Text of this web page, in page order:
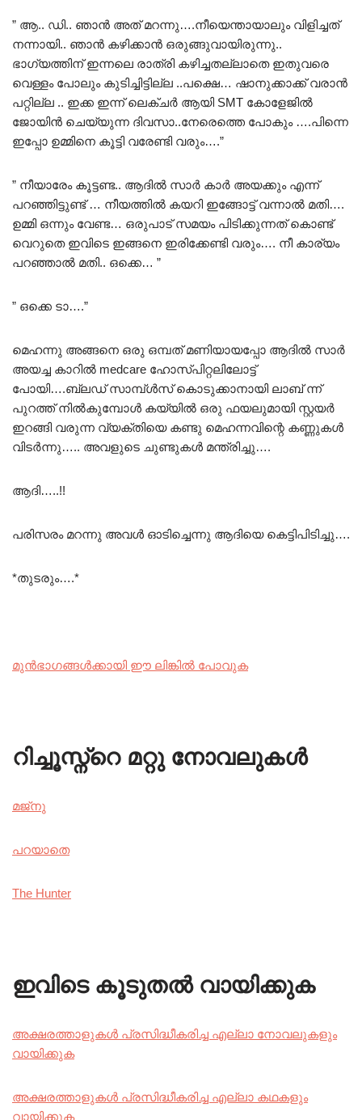
” ആ.. ഡി.. ഞാൻ അത്‌ മറന്നു….നീയെന്തായാലും വിളിച്ചത്
നന്നായി.. ഞാൻ കഴിക്കാൻ ഒരുങ്ങുവായിരുന്നു..
ഭാഗ്യത്തിന് ഇന്നലെ രാത്രി കഴിച്ചതല്ലാതെ ഇതുവരെ
വെള്ളം പോലും കുടിച്ചിട്ടില്ല ..പക്ഷെ… ഷാനുക്കാക്ക് വരാൻ
പറ്റില്ല .. ഇക്ക ഇന്ന് ലെക്ചർ ആയി SMT കോളേജിൽ
ജോയിൻ ചെയ്യുന്ന ദിവസാ..നേരെത്തെ പോകും ….പിന്നെ
ഇപ്പോ ഉമ്മിനെ കൂട്ടി വരേണ്ടി വരും….”
” നീയാരേം കൂട്ടണ്ട.. ആദിൽ സാർ കാർ അയക്കും എന്ന്
പറഞ്ഞിട്ടുണ്ട് … നീയത്തിൽ കയറി ഇങ്ങോട്ട് വന്നാൽ മതി….
ഉമ്മി ഒന്നും വേണ്ട… ഒരുപാട് സമയം പിടിക്കുന്നത് കൊണ്ട്
വെറുതെ ഇവിടെ ഇങ്ങനെ ഇരിക്കേണ്ടി വരും…. നീ കാര്യം
പറഞ്ഞാൽ മതി.. ഒക്കെ… ”
” ഒക്കെ ടാ….”
മെഹന്നു അങ്ങനെ ഒരു ഒമ്പത് മണിയായപ്പോ ആദിൽ സാർ
അയച്ച കാറിൽ medcare ഹോസ്പിറ്റലിലോട്ട്
പോയി….ബ്ലഡ്‌ സാമ്പ്ൾസ് കൊടുക്കാനായി ലാബ് ന്ന്
പുറത്ത് നിൽകുമ്പോൾ കയ്യിൽ ഒരു ഫയലുമായി സ്റ്റയർ
ഇറങ്ങി വരുന്ന വ്യക്തിയെ കണ്ടു മെഹന്നവിന്റെ കണ്ണുകൾ
വിടർന്നു….. അവളുടെ ചുണ്ടുകൾ മന്ത്രിച്ചു….
ആദി…..!!
പരിസരം മറന്നു അവൾ ഓടിച്ചെന്നു ആദിയെ കെട്ടിപിടിച്ചു….
*തുടരും….*
മുൻഭാഗങ്ങൾക്കായി ഈ ലിങ്കിൽ പോവുക
റിച്ചൂസ്ന്റെ മറ്റു നോവലുകൾ
മജ്നു
പറയാതെ
The Hunter
ഇവിടെ കൂടുതൽ വായിക്കുക
അക്ഷരത്താളുകൾ പ്രസിദ്ധീകരിച്ച എല്ലാ നോവലുകളും
വായിക്കുക
അക്ഷരത്താളുകൾ പ്രസിദ്ധീകരിച്ച എല്ലാ കഥകളും
വായിക്കുക